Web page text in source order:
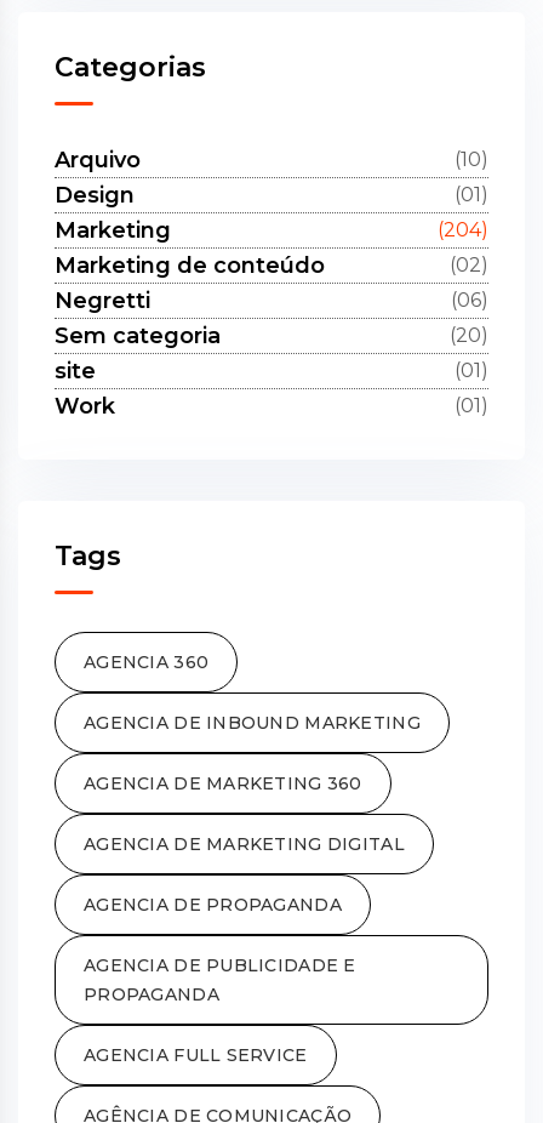
Categorias
Arquivo (10)
Design (01)
Marketing (204)
Marketing de conteúdo (02)
Negretti (06)
Sem categoria (20)
site (01)
Work (01)
Tags
AGENCIA 360
AGENCIA DE INBOUND MARKETING
AGENCIA DE MARKETING 360
AGENCIA DE MARKETING DIGITAL
AGENCIA DE PROPAGANDA
AGENCIA DE PUBLICIDADE E
PROPAGANDA
AGENCIA FULL SERVICE
AGÊNCIA DE COMUNICAÇÃO